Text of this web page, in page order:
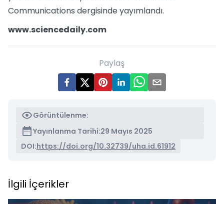
Communications dergisinde yayımlandı.
www.sciencedaily.com
Paylaş
Görüntülenme:
Yayınlanma Tarihi:29 Mayıs 2025
DOI:https://doi.org/10.32739/uha.id.61912
İlgili İçerikler